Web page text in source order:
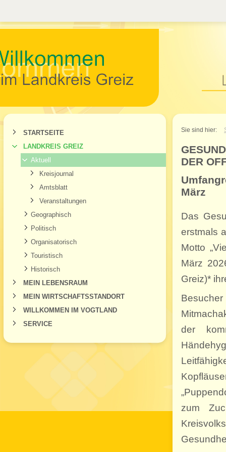
Willkommen im
STARTSEITE
LANDKREIS GREIZ
Aktuell
Kreisjournal
Amtsblatt
Veranstaltungen
Geographisch
Politisch
Organisatorisch
Touristisch
Historisch
MEIN LEBENSRAUM
MEIN WIRTSCHAFTSSTANDORT
WILLKOMMEN IM VOGTLAND
SERVICE
Sie sind hier:
DER
März
Das
erstmals
Motto
März
Greiz)*
der
zum